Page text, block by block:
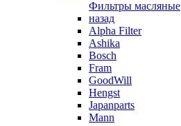
Фильтры масляные
назад
Alpha Filter
Ashika
Bosch
Fram
GoodWill
Hengst
Japanparts
Mann